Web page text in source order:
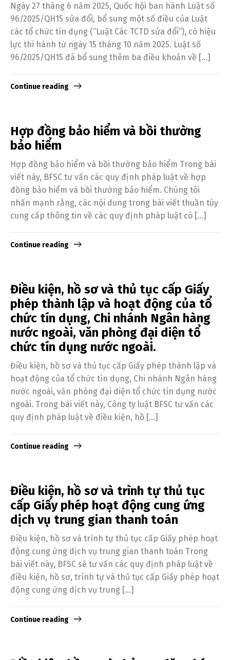
Ngày 27 tháng 6 năm 2025, Quốc hội ban hành Luật số
96/2025/QH15 sửa đổi, bổ sung một số điều của Luật
các tổ chức tín dụng (“Luật Các TCTD sửa đổi”), có hiệu
lực thi hành từ ngày 15 tháng 10 năm 2025. Luật số
96/2025/QH15 đã bổ sung thêm ba điều khoản về […]
Continue reading
Hợp đồng bảo hiểm và bồi thường
bảo hiểm
Hợp đồng bảo hiểm và bồi thường bảo hiểm Trong bài
viết này, BFSC tư vấn các quy định pháp luật về hợp
đồng bảo hiểm và bồi thường bảo hiểm. Chúng tôi
nhấn mạnh rằng, các nội dung trong bài viết thuần túy
cung cấp thông tin về các quy định pháp luật có […]
Continue reading
Điều kiện, hồ sơ và thủ tục cấp Giấy
phép thành lập và hoạt động của tổ
chức tín dụng, Chi nhánh Ngân hàng
nước ngoài, văn phòng đại diện tổ
chức tín dụng nước ngoài.
Điều kiện, hồ sơ và thủ tục cấp Giấy phép thành lập và
hoạt động của tổ chức tín dụng, Chi nhánh Ngân hàng
nước ngoài, văn phòng đại diện tổ chức tín dụng nước
ngoài. Trong bài viết này, Công ty luật BFSC tư vấn các
quy định pháp luật về điều kiện, hồ […]
Continue reading
Điều kiện, hồ sơ và trình tự thủ tục
cấp Giấy phép hoạt động cung ứng
dịch vụ trung gian thanh toán
Điều kiện, hồ sơ và trình tự thủ tục cấp Giấy phép hoạt
động cung ứng dịch vụ trung gian thanh toán Trong
bài viết này, BFSC sẽ tư vấn các quy định pháp luật về
điều kiện, hồ sơ, trình tự và thủ tục cấp Giấy phép hoạt
động cung ứng dịch vụ trung […]
Continue reading